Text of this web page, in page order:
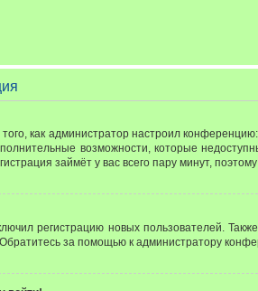
как администратор настроил
возможности, которые
займёт у вас всего пару минут,
регистрацию новых пользователей.
за помощью к администратору